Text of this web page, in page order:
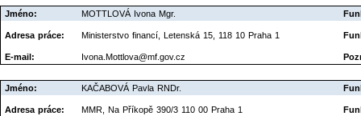
Jméno: MOTTLOVÁ Ivona Mgr.
Adresa práce: Ministerstvo financí, Letenská 15, 118 10 Praha 1
E-mail: Ivona.Mottlova@mf.gov.cz
Jméno: KAČABOVÁ Pavla RNDr.
Adresa práce: MMR, Na Příkopě 390/3 110 00 Praha 1